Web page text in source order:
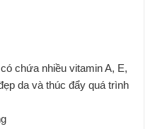
chứa nhiều vitamin A, E,
da và thúc đẩy quá trình